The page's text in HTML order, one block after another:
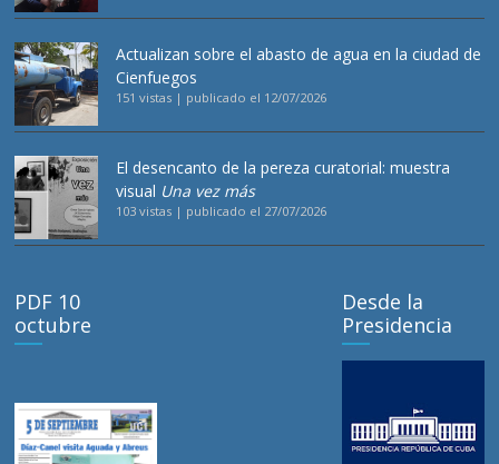
Actualizan sobre el abasto de agua en la ciudad de
Cienfuegos
151 vistas | publicado el 12/07/2026
El desencanto de la pereza curatorial: muestra
visual Una vez más
103 vistas | publicado el 27/07/2026
PDF 10
octubre
Desde la
Presidencia